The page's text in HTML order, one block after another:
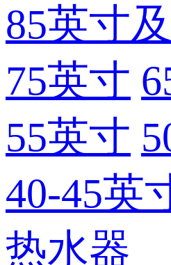
85英寸
75英寸
55英寸
40-45英
热水器